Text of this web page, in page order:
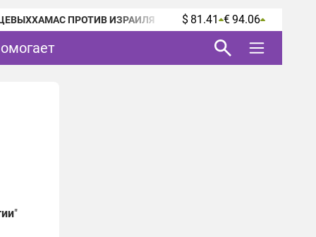
ХАМАС ПРОТИВ ИЗРАИЛЯ $ 81.41 € 94.06
"